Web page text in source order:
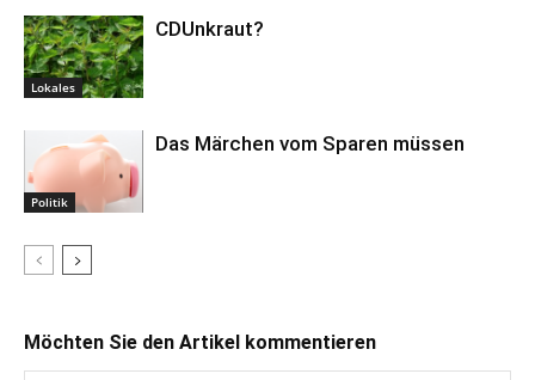
Lokales
CDUnkraut?
Politik
Das Märchen vom Sparen müssen
Möchten Sie den Artikel kommentieren